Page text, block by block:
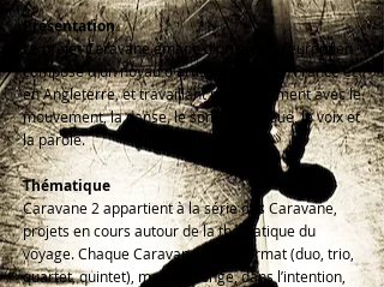
Présentation
Le projet Caravane émane d'un groupe européen
composé d'un noyau d'artistes vivant en France et
en Angleterre, et travaillant principalement avec le
mouvement, la danse, le son, la musique, la voix et
la parole.
Thématique
Caravane 2 appartient à la série des Caravane,
projets en cours autour de la thématique du
voyage. Chaque Caravane a son format (duo, trio,
quartet, quintet), mais prolonge, dans l’intention,